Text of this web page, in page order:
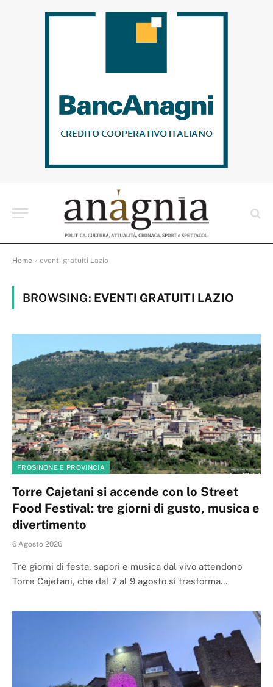
Home » eventi gratuiti Lazio
BROWSING: EVENTI GRATUITI LAZIO
FROSINONE E PROVINCIA
Torre Cajetani si accende con lo Street
Food Festival: tre giorni di gusto, musica e
divertimento
6 Agosto 2026
Tre giorni di festa, sapori e musica dal vivo attendono
Torre Cajetani, che dal 7 al 9 agosto si trasforma…